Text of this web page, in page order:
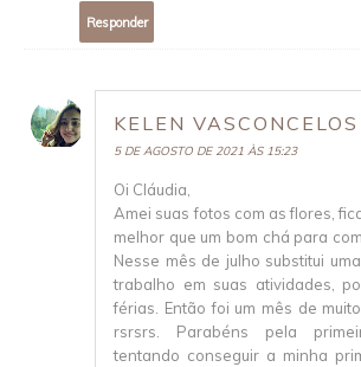
Responder
KELEN VASCONCELOS
5 DE AGOSTO DE 2021 ÀS 15:23
Oi Cláudia,
Amei suas fotos com as flores,
melhor que um bom chá para
Nesse mês de julho substitui
trabalho em suas atividades,
férias. Então foi um mês de
rsrsrs. Parabéns pela
tentando conseguir a minha